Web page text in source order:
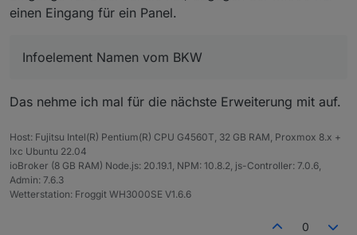
würde, welches den Namen vom BKW zeigt, weil so
kann man die nicht richtig unterscheiden.
einen Eingang für ein Panel.
Infoelement Namen vom BKW
Das nehme ich mal für die nächste Erweiterung mit auf.
Host: Fujitsu Intel(R) Pentium(R) CPU G4560T, 32 GB RAM, Proxmox 8.x +
lxc Ubuntu 22.04
ioBroker (8 GB RAM) Node.js: 20.19.1, NPM: 10.8.2, js-Controller: 7.0.6,
Admin: 7.6.3
Wetterstation: Froggit WH3000SE V1.6.6
0